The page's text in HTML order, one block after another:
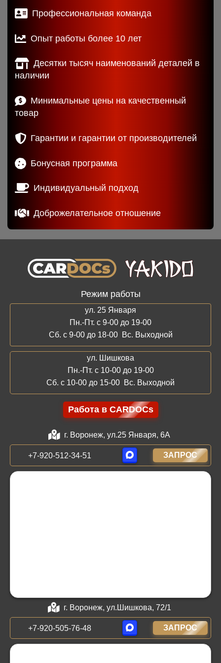
Профессиональная команда
Опыт работы более 10 лет
Десятки тысяч наименований деталей в
наличии
Минимальные цены на качественный
товар
Гарантии и гарантии от производителей
Бонусная программа
Индивидуальный подход
Доброжелательное отношение
Режим работы
ул. 25 Января
Пн.-Пт. с 9-00 до 19-00
Сб. с 9-00 до 18-00 Вс. Выходной
ул. Шишкова
Пн.-Пт. с 10-00 до 19-00
Сб. с 10-00 до 15-00 Вс. Выходной
Работа в CARDOCs
г. Воронеж, ул.25 Января, 6А
+7-920-512-34-51 ЗАПРОС
г. Воронеж, ул.Шишкова, 72/1
+7-920-505-76-48 ЗАПРОС